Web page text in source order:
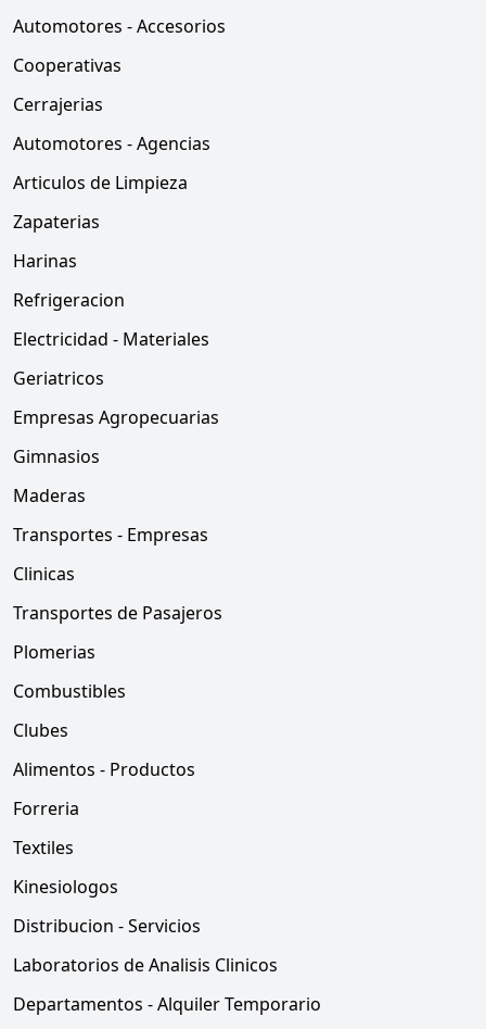
Automotores - Accesorios
Cooperativas
Cerrajerias
Automotores - Agencias
Articulos de Limpieza
Zapaterias
Harinas
Refrigeracion
Electricidad - Materiales
Geriatricos
Empresas Agropecuarias
Gimnasios
Maderas
Transportes - Empresas
Clinicas
Transportes de Pasajeros
Plomerias
Combustibles
Clubes
Alimentos - Productos
Forreria
Textiles
Kinesiologos
Distribucion - Servicios
Laboratorios de Analisis Clinicos
Departamentos - Alquiler Temporario